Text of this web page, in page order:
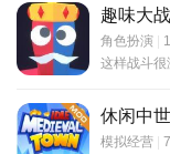
趣味大
角色扮演 |
这样战斗很
休闲中
模拟经营 |